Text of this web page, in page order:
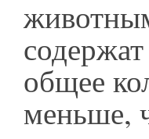
общее
меньше,